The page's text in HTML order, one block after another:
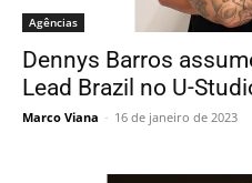
Agências
Dennys Barros
Lead Brazil no U-
Marco Viana - 16 de janeiro de 2023